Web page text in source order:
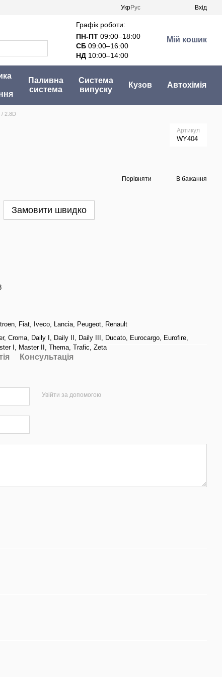
УкрРус Вхід
Графік роботи:
ПН-ПТ 09:00–18:00
СБ 09:00–16:00
НД 10:00–14:00
Мій кошик
Паливна
система
Система
випуску
Кузов Автохімія
/ 2.8D
Артикул
WY404
Порівняти В бажання
Замовити швидко
, Fiat, Iveco, Lancia, Peugeot, Renault
, Croma, Daily I , Daily II , Daily III , Ducato, Eurocargo, Eurofire,
I , Master II , Thema, Trafic, Zeta
Консультація
Увійти за допомогою